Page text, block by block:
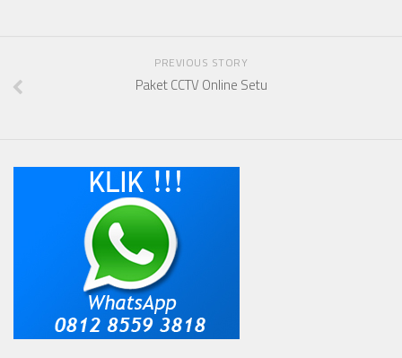
PREVIOUS STORY
Paket CCTV Online Setu